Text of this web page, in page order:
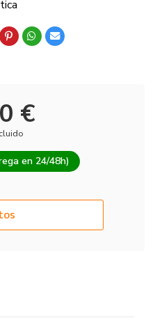
€
en 24/48h)